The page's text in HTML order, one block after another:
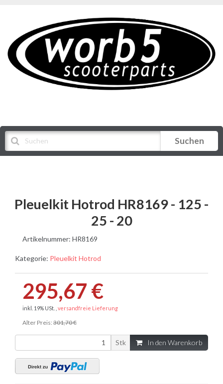
Suchen
Pleuelkit Hotrod HR8169 - 125 -
25 - 20
Artikelnummer: HR8169
Kategorie: Pleuelkit Hotrod
295,67 €
inkl. 19% USt. , versandfreie Lieferung
Alter Preis: 301,70 €
Stk In den Warenkorb